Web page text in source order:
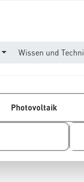
Wissen und
Photovoltaik